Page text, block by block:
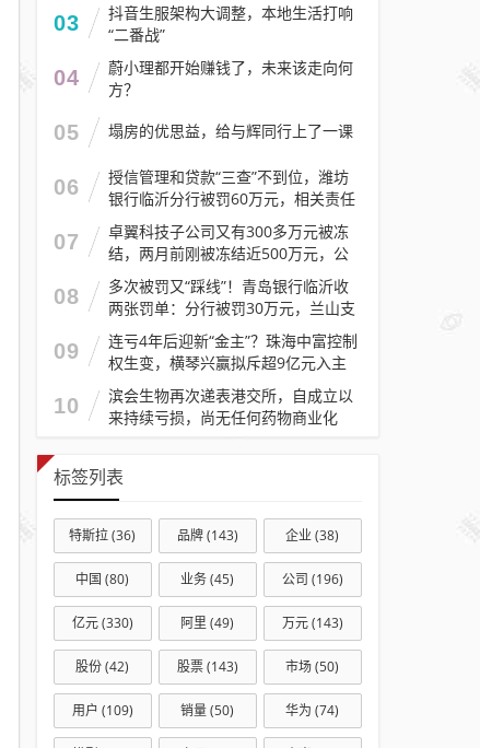
03
抖音生服架构大调整，本地生活打响
“二番战”
04
蔚小理都开始赚钱了，未来该走向何
方？
05 塌房的优思益，给与辉同行上了一课
06
授信管理和贷款“三查”不到位，潍坊
银行临沂分行被罚60万元，相关责任
人被警告
07
卓翼科技子公司又有300多万元被冻
结，两月前刚被冻结近500万元，公
司去年预计亏损至少2.1亿元
08
多次被罚又“踩线”！青岛银行临沂收
两张罚单：分行被罚30万元，兰山支
行被罚30万元
09
连亏4年后迎新“金主”？珠海中富控制
权生变，横琴兴赢拟斥超9亿元入主
10
滨会生物再次递表港交所，自成立以
来持续亏损，尚无任何药物商业化
标签列表
特斯拉(36) 品牌(143) 企业(38)
中国 (80) 业务(45) 公司 (196)
亿元(330) 阿里 (49) 万元(143)
股份(42) 股票(143) 市场(50)
用户 (109) 销量(50) 华为 (74)